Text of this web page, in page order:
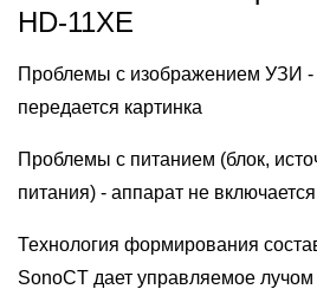
HD-11XE
Проблемы с изображением УЗИ -
передается картинка
Проблемы с питанием (блок,
питания) - аппарат не
Технология формирования
SonoCT дает управляемое